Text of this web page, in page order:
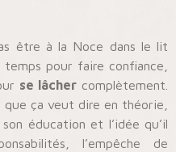
être à la Noce dans le lit
temps pour faire confiance,
se lâcher complètement.
ça veut dire en théorie,
éducation et l’idée qu’il
l’empêche de